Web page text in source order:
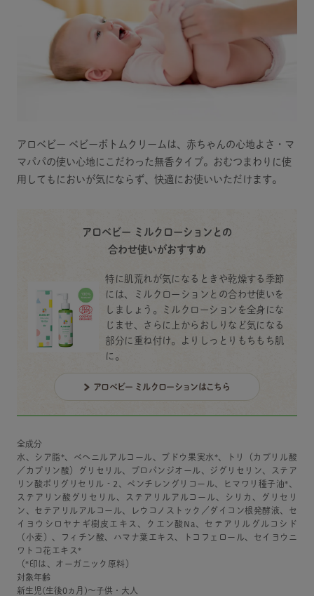
アロベビー ベビーボトムクリームは、赤ちゃんの心地よさ・マ
マパパの使い心地にこだわった無香タイプ。おむつまわりに使
用してもにおいが気にならず、快適にお使いいただけます。
アロベビー ミルクローションとの
合わせ使いがおすすめ
特に肌荒れが気になるときや乾燥する季節
には、ミルクローションとの合わせ使いを
しましょう。ミルクローションを全身にな
じませ、さらに上からおしりなど気になる
部分に重ね付け。よりしっとりもちもち肌
に。
アロベビー ミルクローションはこちら
全成分
水、シア脂*、ベヘニルアルコール、ブドウ果実水*、トリ（カプリル酸
／カプリン酸）グリセリル、プロパンジオール、ジグリセリン、ステア
リン酸ポリグリセリル‐2、ペンチレングリコール、ヒマワリ種子油*、
ステアリン酸グリセリル、ステアリルアルコール、シリカ、グリセリ
ン、セテアリルアルコール、レウコノストック／ダイコン根発酵液、セ
イヨウシロヤナギ樹皮エキス、クエン酸Na、セテアリルグルコシド
（小麦）、フィチン酸、ハマナ葉エキス、トコフェロール、セイヨウニ
ワトコ花エキス*
（*印は、オーガニック原料）
対象年齢
新生児(生後0ヵ月)～子供・大人